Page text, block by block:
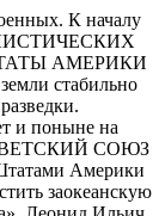
К началу
АМЕРИКИ
стабильно
и поныне на
СОЮЗ
Америки
заокеанскую